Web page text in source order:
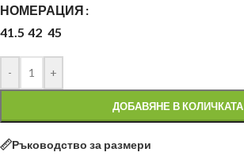
НОМЕРАЦИЯ
41.5 42 45
- +
ДОБАВЯНЕ В КОЛИЧКАТА
Ръководство за размери